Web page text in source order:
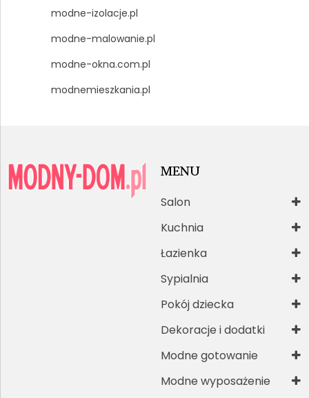
modne-izolacje.pl
modne-malowanie.pl
modne-okna.com.pl
modnemieszkania.pl
MENU
Salon
Kuchnia
Łazienka
Sypialnia
Pokój dziecka
Dekoracje i dodatki
Modne gotowanie
Modne wyposażenie